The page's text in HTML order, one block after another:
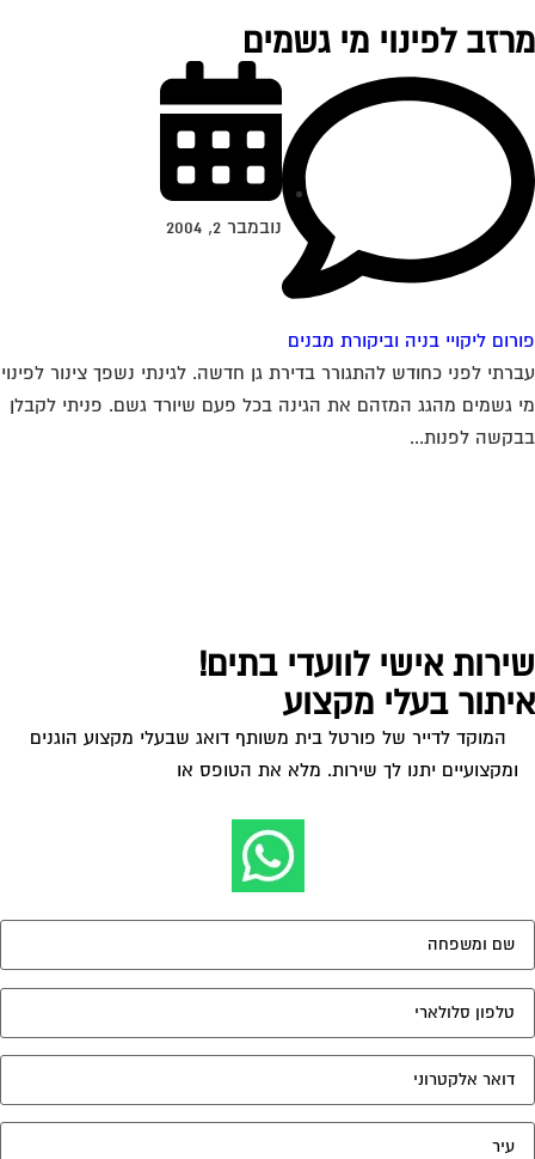
לפינוי מי גשמים
ליקויי בניה וביקורת מבנים
נובמבר 2, 2004
לפני כחודש להתגורר בדירת גן חדשה. לגינתי נשפך צינור לפינוי
גשמים מהגג המזהם את הגינה בכל פעם שיורד גשם. פניתי לקבלן
לפנות...
אישי לוועדי בתים!
בעלי מקצוע
המוקד לדייר של פורטל בית משותף דואג שבעלי מקצוע הוגנים
ומקצועיים יתנו לך שירות. מלא את הטופס אולחץ לשליחת הודעת